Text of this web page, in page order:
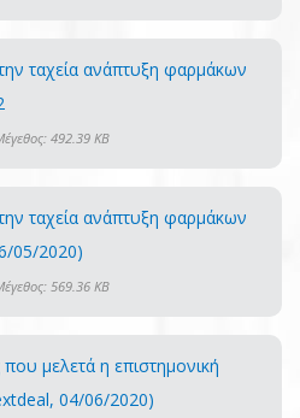
ταχεία ανάπτυξη φαρμάκων
492.39 KB
ταχεία ανάπτυξη φαρμάκων
05/2020)
569.36 KB
που μελετά η επιστημονική
04/06/2020)